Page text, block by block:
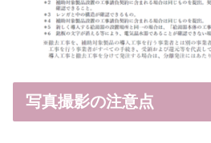
写真撮影の注意点